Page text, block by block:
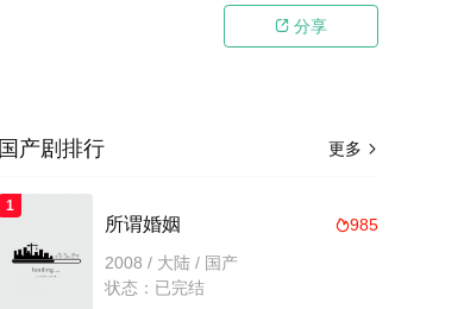
 分享
更多 
国产剧排行
1
985
所谓婚姻
2008 / 大陆 / 国产
状态：已完结